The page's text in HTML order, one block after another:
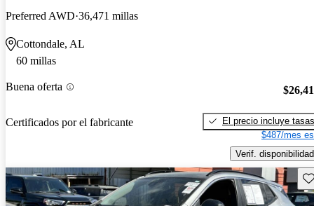
Preferred AWD 36,471 millas
Cottondale, AL
60 millas
Buena oferta
Certificados por el fabricante
El precio incluye tasas
$487/mes
Verif. disponibilidad